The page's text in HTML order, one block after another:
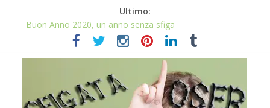
Ultimo:
Buon Anno 2020, un anno senza sfiga
Come gestire la fortuna ai giochi
Qual è il numero più sfortunato? Info e curiosità nel post
La sfortuna mi perseguita anche con la spesa
Il 2020 anno bisestile porta sfortuna davvero?